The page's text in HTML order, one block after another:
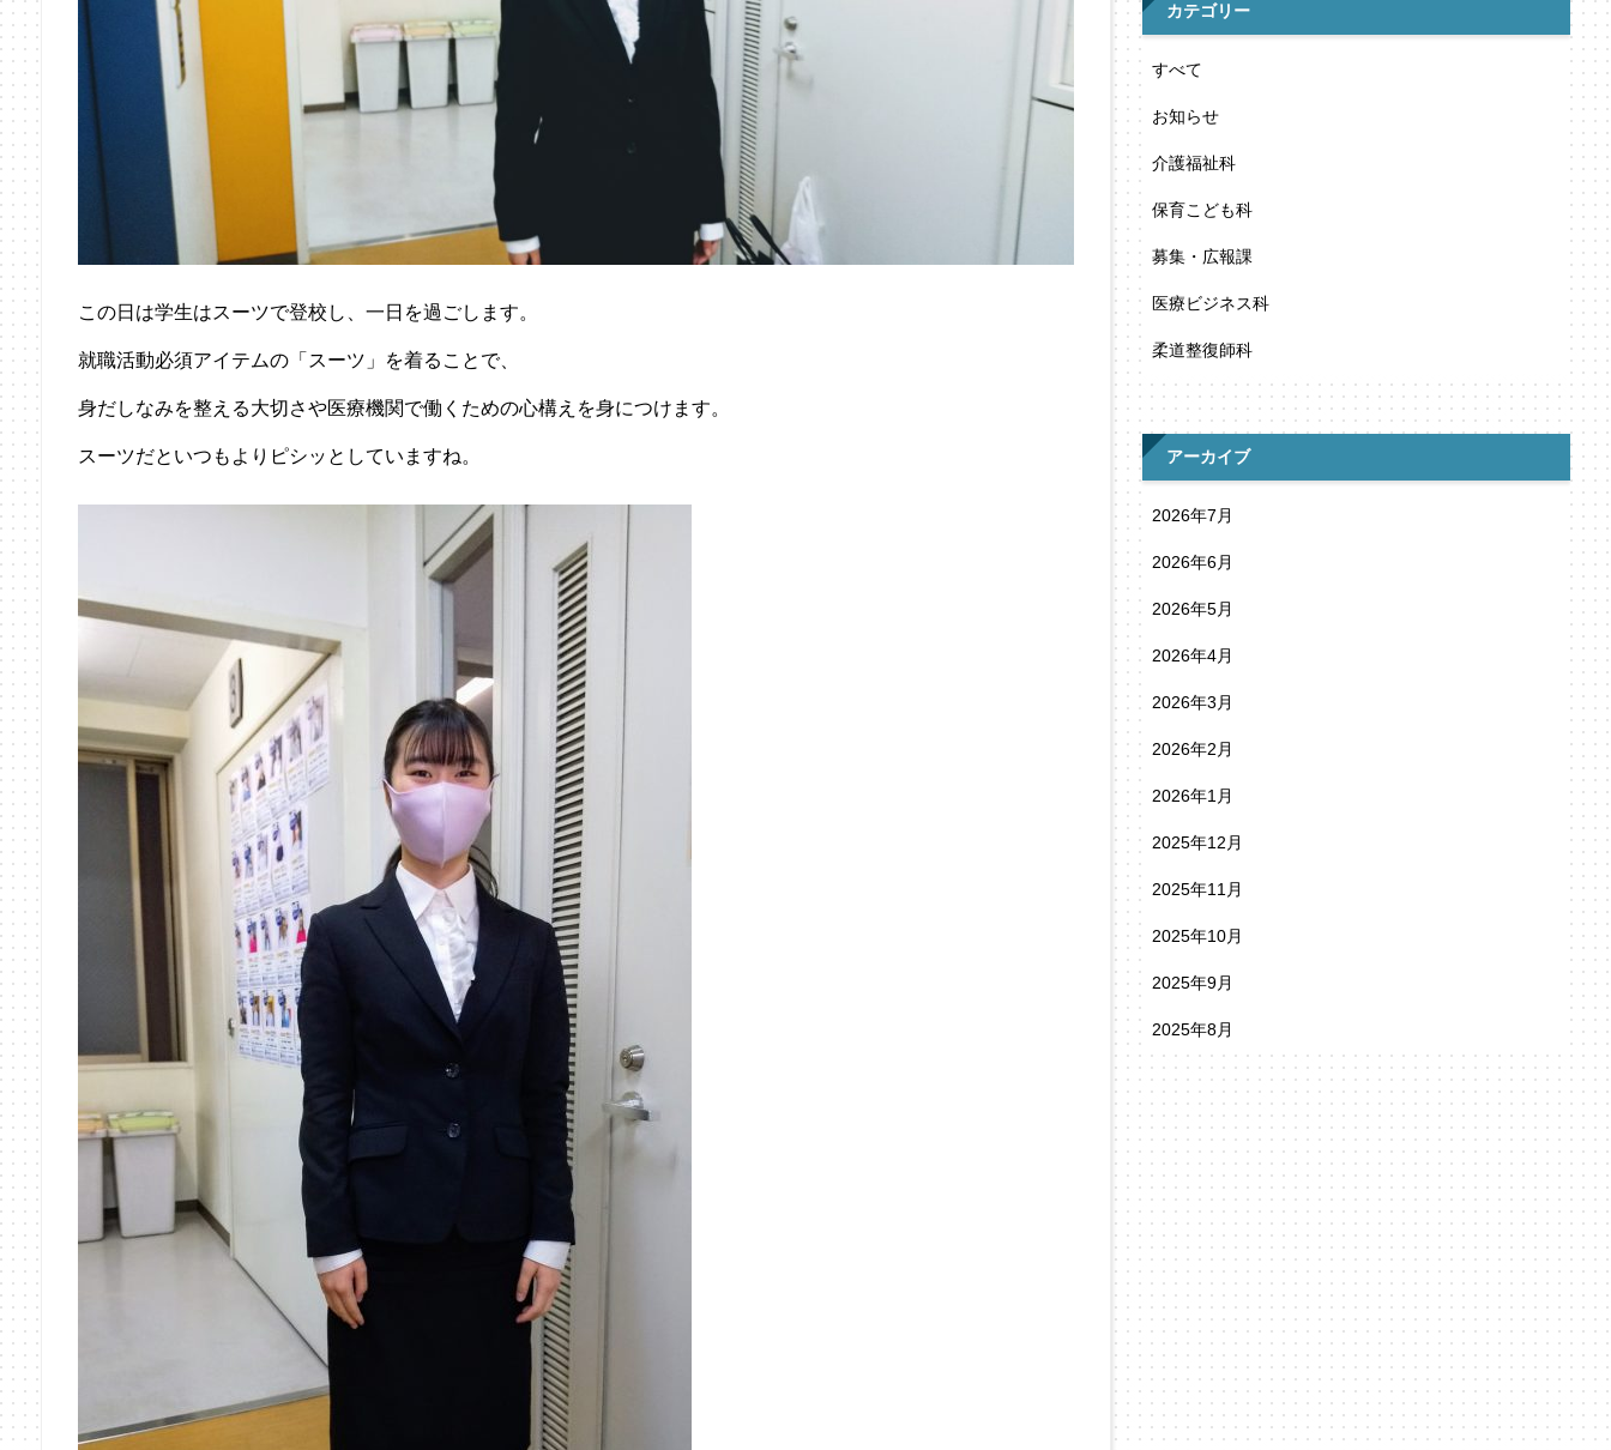
この日は学生はスーツで登校し、一日を過ごします。
就職活動必須アイテムの「スーツ」を着ることで、
身だしなみを整える大切さや医療機関で働くための心構えを身につけます。
スーツだといつもよりピシッとしていますね。
カテゴリー
すべて
お知らせ
介護福祉科
保育こども科
募集・広報課
医療ビジネス科
柔道整復師科
アーカイブ
2026年7月
2026年6月
2026年5月
2026年4月
2026年3月
2026年2月
2026年1月
2025年12月
2025年11月
2025年10月
2025年9月
2025年8月